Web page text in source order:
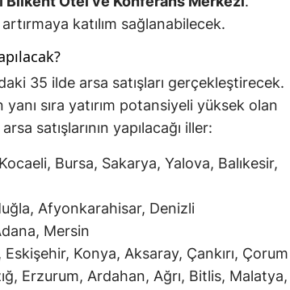
katılım sağlanabilecek.
35 ilde arsa satışları gerçekleştirecek.
sıra yatırım potansiyeli yüksek olan
satışlarının yapılacağı iller:
Bursa, Sakarya, Yalova, Balıkesir,
Afyonkarahisar, Denizli
Mersin
Eskişehir, Konya, Aksaray, Çankırı, Çorum
Erzurum, Ardahan, Ağrı, Bitlis, Malatya,